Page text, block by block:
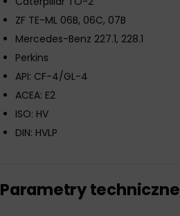
ZF TE-ML 06B, 06C, 07B
Mercedes-Benz 227.1, 228.1
Perkins
API: CF-4/GL-4
ACEA: E2
ISO: HV
DIN: HVLP
Parametry techniczne